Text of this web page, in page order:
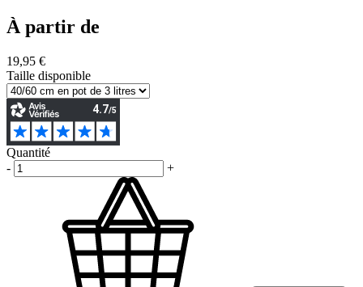
À partir de
19,95 €
Taille disponible
Quantité
-
+